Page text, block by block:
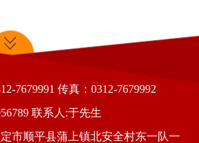
7679991 传真：0312-7679992
联系人:于先生
市顺平县蒲上镇北安全村东一队一